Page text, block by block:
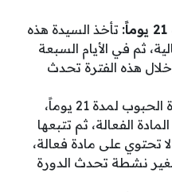
تأخذ السيدة هذه
يوماً متتالية، ثم في الأيام السبعة
هذه الفترة تحدث
تأخذ السيدة الحبوب لمدة 21 يوماً،
الفعالة، ثم تتبعها
على مادة فعالة،
نشطة تحدث الدورة